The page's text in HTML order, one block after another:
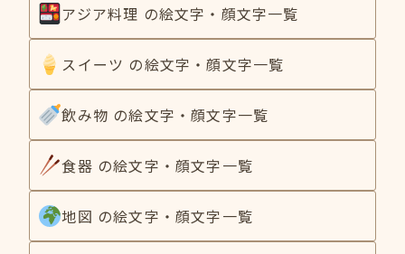
アジア料理 の絵文字・顔文字一覧
スイーツ の絵文字・顔文字一覧
飲み物 の絵文字・顔文字一覧
食器 の絵文字・顔文字一覧
地図 の絵文字・顔文字一覧